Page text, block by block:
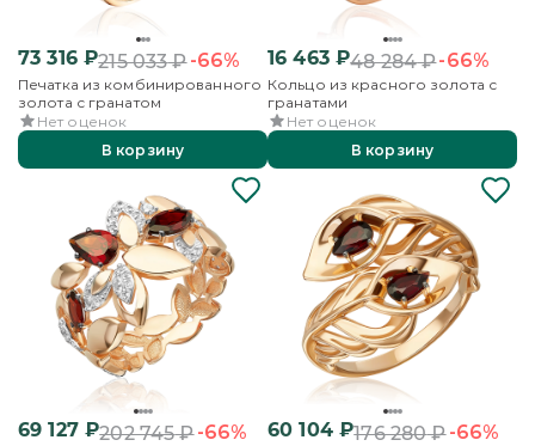
73 316₽215 033₽-66%
Печатка из комбинированного
золота с гранатом
Нет оценок
В корзину
16 463₽48 284₽-66%
Кольцо из красного золота с
гранатами
Нет оценок
В корзину
69 127₽202 745₽-66% 60 104₽176 280₽-66%